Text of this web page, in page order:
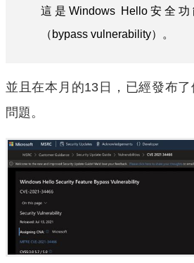
這是Windows Hello安全
（bypass vulnerability）。
並且在本月的13日，已經發布
問題。